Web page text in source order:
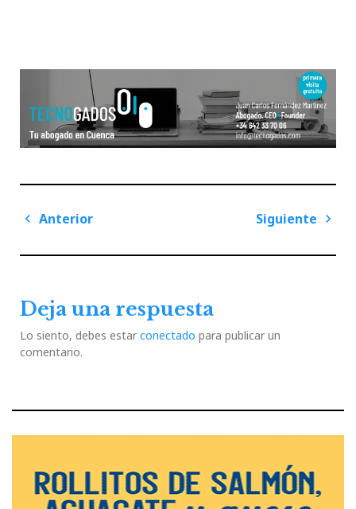
Navegación
entradas
Anterior
Siguiente
Deja una respuesta
Lo siento, debes estar conectado para publicar un
comentario.